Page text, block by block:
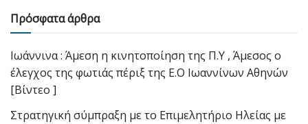
Πρόσφατα άρθρα
Ιωάννινα : Άμεση η κινητοποίηση της Π.Υ , Άμεσος ο
έλεγχος της φωτιάς πέριξ της Ε.Ο Ιωαννίνων Αθηνών
[Βίντεο ]
Στρατηγική σύμπραξη με το Επιμελητήριο Ηλείας με